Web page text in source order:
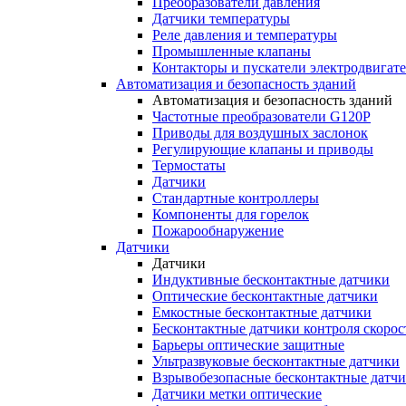
Датчики температуры
Реле давления и температуры
Промышленные клапаны
Контакторы и пускатели
Автоматизация и безопасность зданий
Автоматизация и безопасность зданий
Частотные преобразователи G120P
Приводы для воздушных заслонок
Регулирующие клапаны и приводы
Термостаты
Датчики
Стандартные контроллеры
Компоненты для горелок
Пожарообнаружение
Датчики
Датчики
Индуктивные бесконтактные датчики
Оптические бесконтактные датчики
Емкостные бесконтактные датчики
Бесконтактные датчики контроля
Барьеры оптические защитные
Ультразвуковые бесконтактные датчики
Взрывобезопасные бесконтактные
Датчики метки оптические